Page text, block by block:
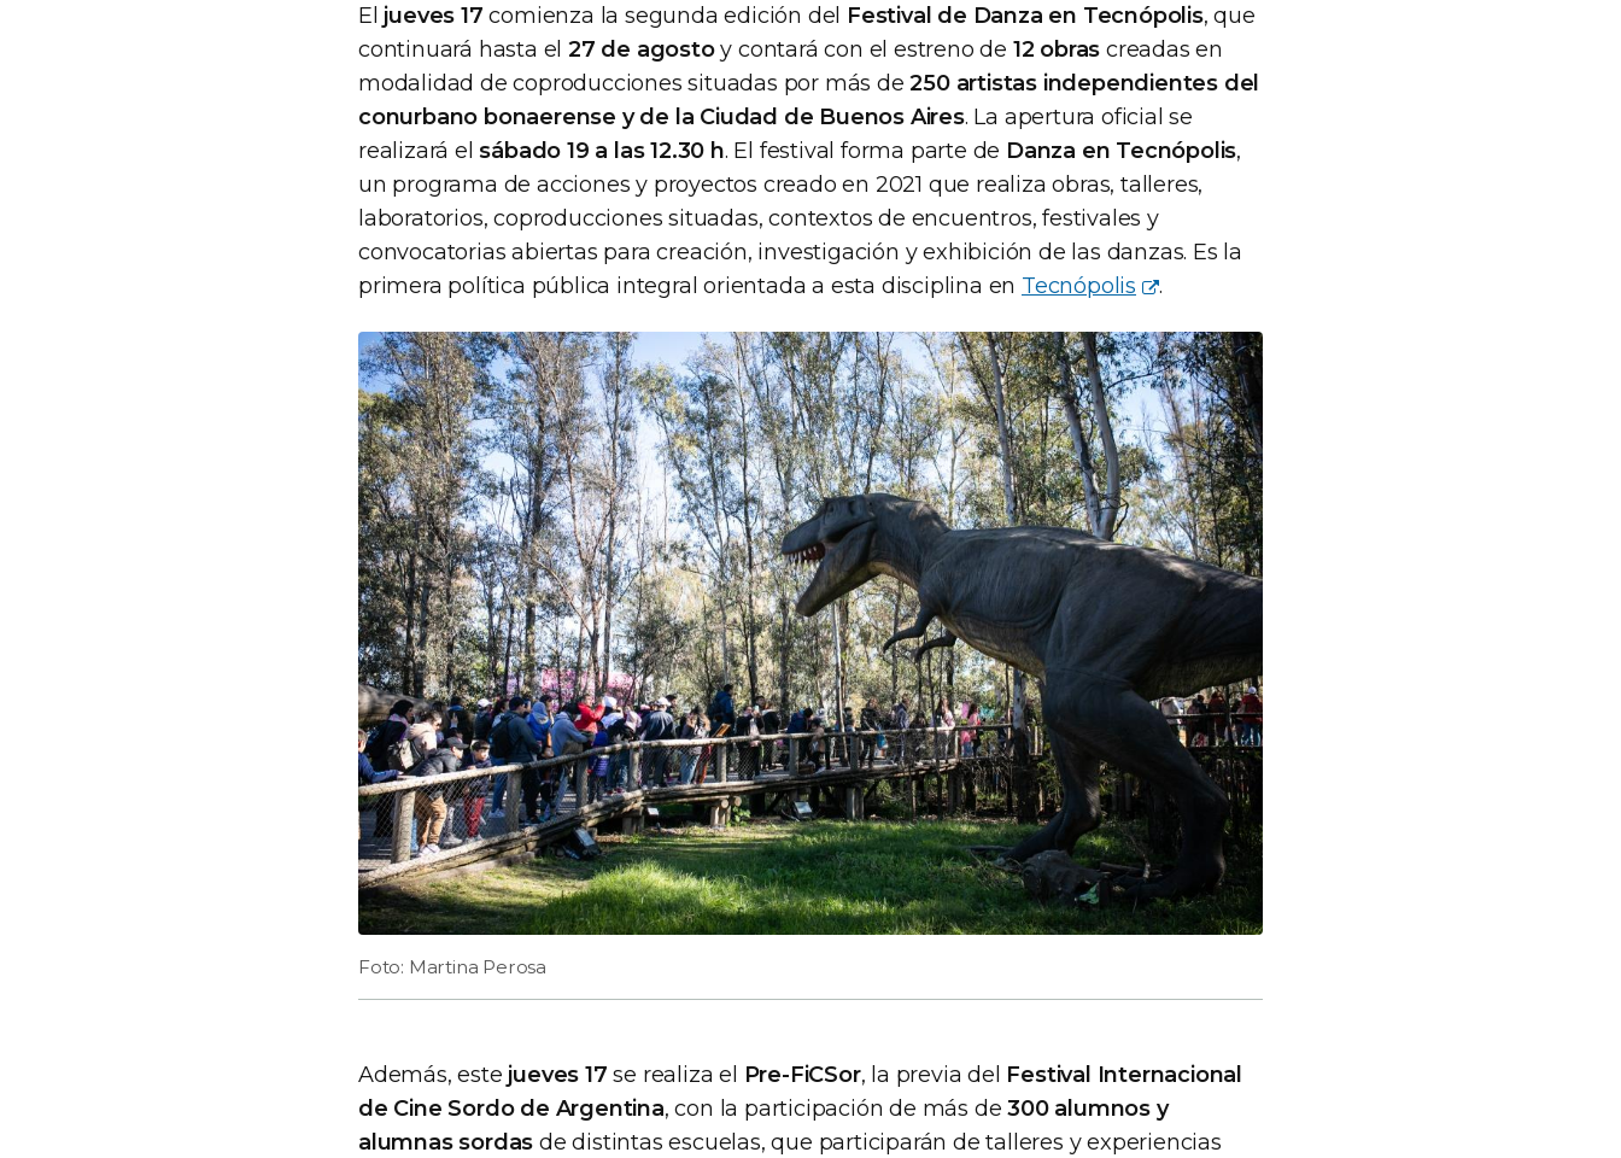
El jueves 17 comienza la segunda edición del Festival de Danza en Tecnópolis, que
continuará hasta el27 de agostoy contará con el estreno de 12 obras creadas en
modalidad de coproducciones situadas por más de250 artistas independientes del
conurbano bonaerense y de la Ciudad de Buenos Aires. La apertura oficial se
realizará elsábado 19 a las 12.30 h. El festival forma parte de Danza en Tecnópolis,
un programa de acciones y proyectos creado en 2021 que realiza obras, talleres,
laboratorios, coproducciones situadas, contextos de encuentros, festivales y
convocatorias abiertas para creación, investigación y exhibición de las danzas. Es la
primera política pública integral orientada a esta disciplina en Tecnópolis .
Foto: Martina Perosa
Además, este jueves 17 se realiza el Pre-FiCSor, la previa del Festival Internacional
de Cine Sordo de Argentina, con la participación de más de300 alumnos y
alumnas sordas de distintas escuelas, que participarán de talleres y experiencias